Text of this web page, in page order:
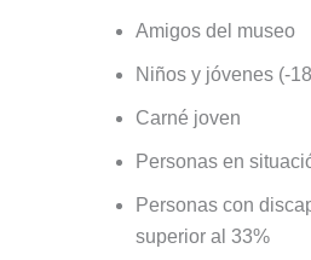
Amigos del museo
Niños y jóvenes (-
Carné joven
Personas en
Personas con
superior al 33%